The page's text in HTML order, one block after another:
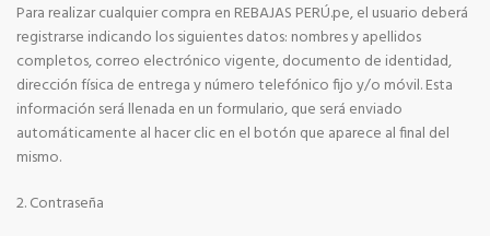
Para realizar cualquier compra en REBAJAS PERÚ.pe, el usuario deberá
registrarse indicando los siguientes datos: nombres y apellidos
completos, correo electrónico vigente, documento de identidad,
dirección física de entrega y número telefónico fijo y/o móvil. Esta
información será llenada en un formulario, que será enviado
automáticamente al hacer clic en el botón que aparece al final del
mismo.
2. Contraseña